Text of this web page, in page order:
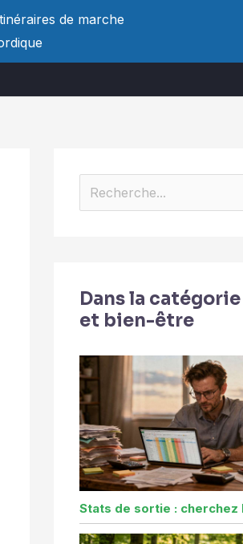
de marche
Rechercher
Dans la
et bien-être
Stats de sortie : cherchez